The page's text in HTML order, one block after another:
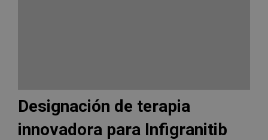
Designación de terapia
innovadora para Infigranitib